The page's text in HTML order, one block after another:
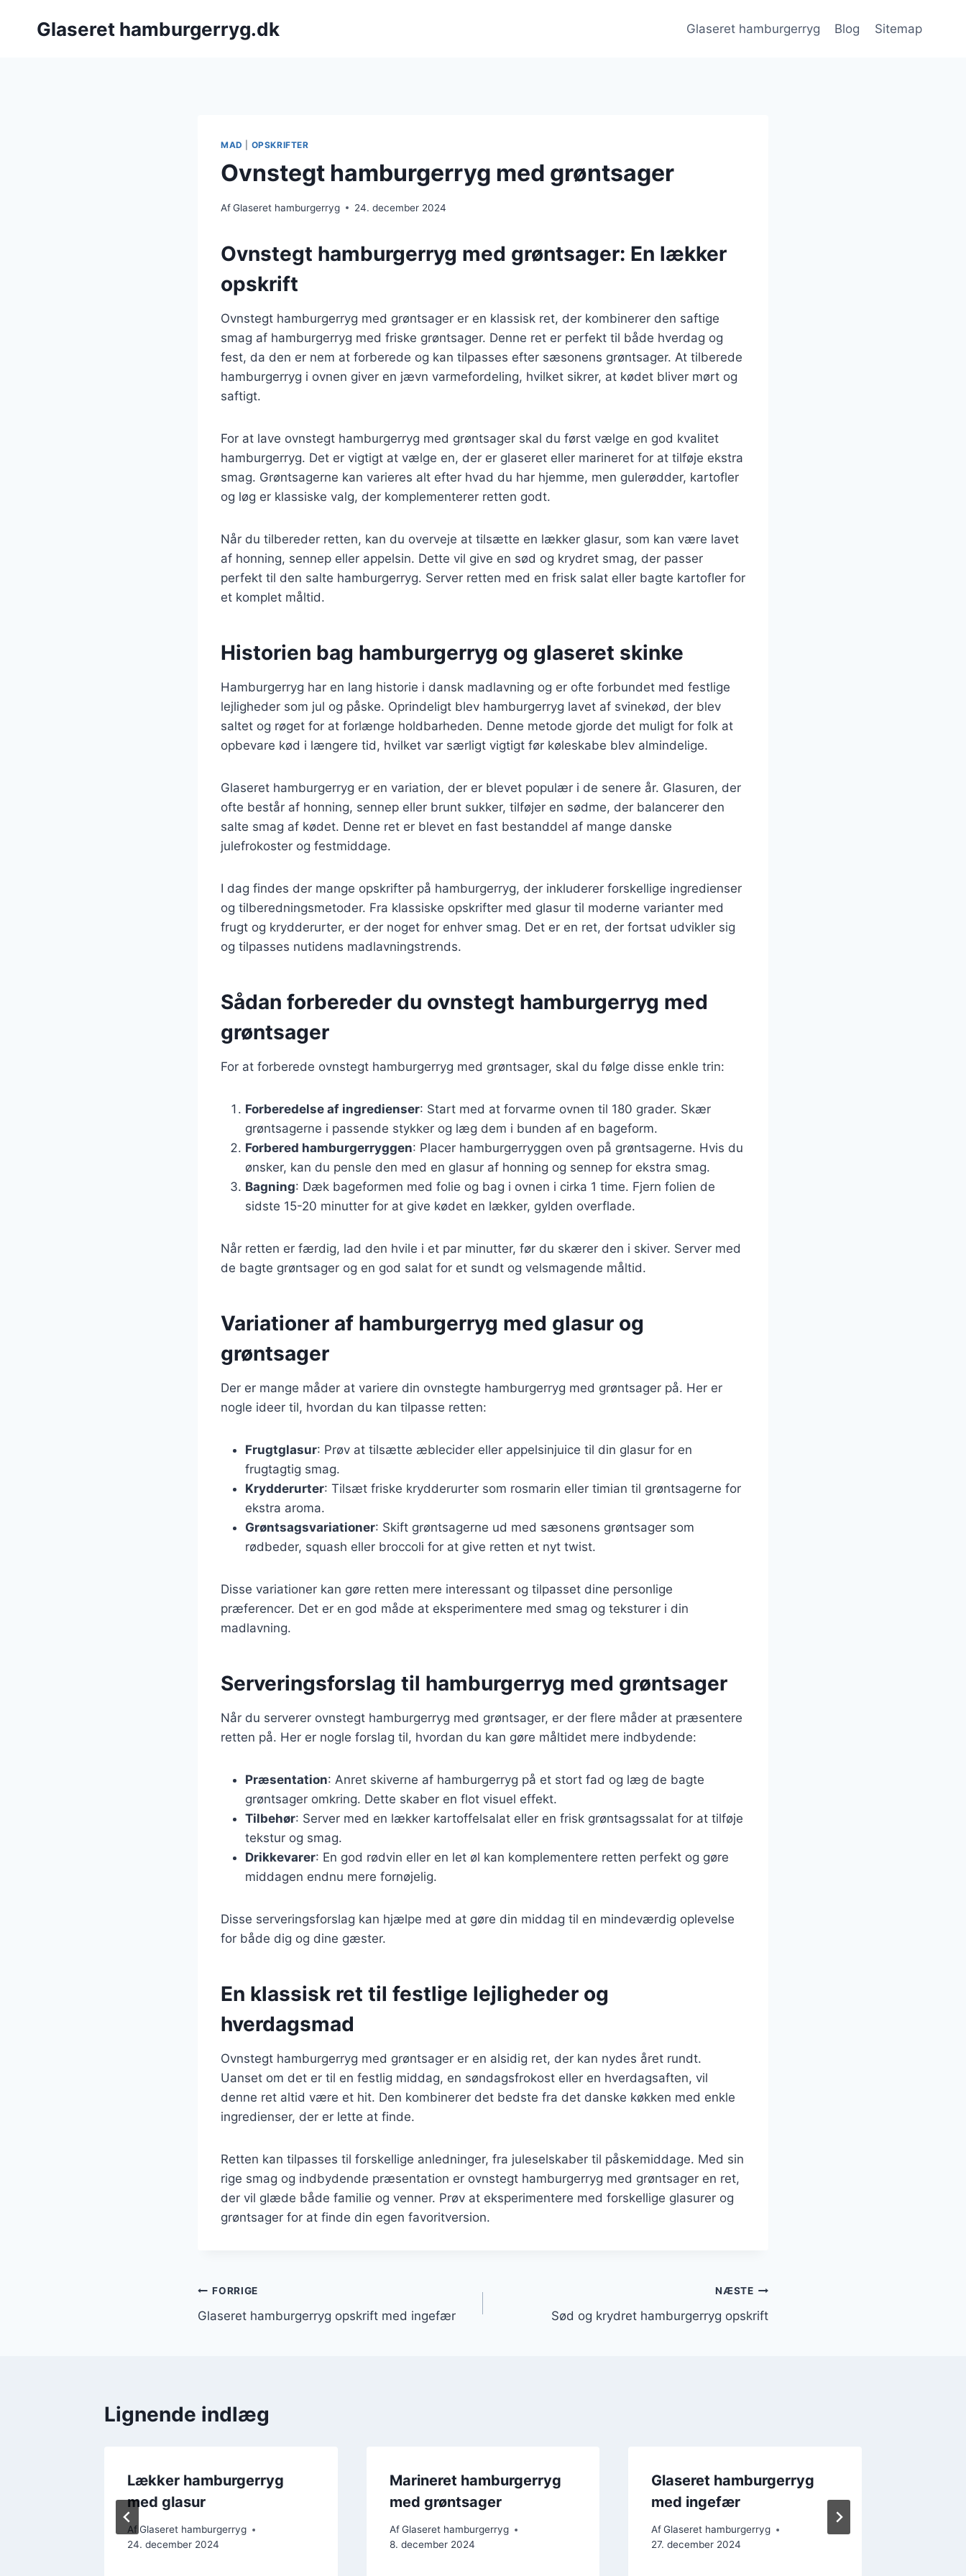
Glaseret hamburgerryg.dk Glaseret hamburgerryg Blog Sitemap
MAD OPSKRIFTER
Ovnstegt hamburgerryg med grøntsager
AfGlaseret hamburgerryg 24. december 2024
Ovnstegt hamburgerryg med grøntsager: En lækker
opskrift
Ovnstegt hamburgerryg med grøntsager er en klassisk ret, der kombinerer den saftige
smag af hamburgerryg med friske grøntsager. Denne ret er perfekt til både hverdag og
fest, da den er nem at forberede og kan tilpasses efter sæsonens grøntsager. At tilberede
hamburgerryg i ovnen giver en jævn varmefordeling, hvilket sikrer, at kødet bliver mørt og
saftigt.
For at lave ovnstegt hamburgerryg med grøntsager skal du først vælge en god kvalitet
hamburgerryg. Det er vigtigt at vælge en, der er glaseret eller marineret for at tilføje ekstra
smag. Grøntsagerne kan varieres alt efter hvad du har hjemme, men gulerødder, kartofler
og løg er klassiske valg, der komplementerer retten godt.
Når du tilbereder retten, kan du overveje at tilsætte en lækker glasur, som kan være lavet
af honning, sennep eller appelsin. Dette vil give en sød og krydret smag, der passer
perfekt til den salte hamburgerryg. Server retten med en frisk salat eller bagte kartofler for
et komplet måltid.
Historien bag hamburgerryg og glaseret skinke
Hamburgerryg har en lang historie i dansk madlavning og er ofte forbundet med festlige
lejligheder som jul og påske. Oprindeligt blev hamburgerryg lavet af svinekød, der blev
saltet og røget for at forlænge holdbarheden. Denne metode gjorde det muligt for folk at
opbevare kød i længere tid, hvilket var særligt vigtigt før køleskabe blev almindelige.
Glaseret hamburgerryg er en variation, der er blevet populær i de senere år. Glasuren, der
ofte består af honning, sennep eller brunt sukker, tilføjer en sødme, der balancerer den
salte smag af kødet. Denne ret er blevet en fast bestanddel af mange danske
julefrokoster og festmiddage.
I dag findes der mange opskrifter på hamburgerryg, der inkluderer forskellige ingredienser
og tilberedningsmetoder. Fra klassiske opskrifter med glasur til moderne varianter med
frugt og krydderurter, er der noget for enhver smag. Det er en ret, der fortsat udvikler sig
og tilpasses nutidens madlavningstrends.
Sådan forbereder du ovnstegt hamburgerryg med
grøntsager
For at forberede ovnstegt hamburgerryg med grøntsager, skal du følge disse enkle trin:
Forberedelse af ingredienser: Start med at forvarme ovnen til 180 grader. Skær
grøntsagerne i passende stykker og læg dem i bunden af en bageform.
Forbered hamburgerryggen: Placer hamburgerryggen oven på grøntsagerne. Hvis du
ønsker, kan du pensle den med en glasur af honning og sennep for ekstra smag.
Bagning: Dæk bageformen med folie og bag i ovnen i cirka 1 time. Fjern folien de
sidste 15-20 minutter for at give kødet en lækker, gylden overflade.
Når retten er færdig, lad den hvile i et par minutter, før du skærer den i skiver. Server med
de bagte grøntsager og en god salat for et sundt og velsmagende måltid.
Variationer af hamburgerryg med glasur og
grøntsager
Der er mange måder at variere din ovnstegte hamburgerryg med grøntsager på. Her er
nogle ideer til, hvordan du kan tilpasse retten:
Frugtglasur: Prøv at tilsætte æblecider eller appelsinjuice til din glasur for en
frugtagtig smag.
Krydderurter: Tilsæt friske krydderurter som rosmarin eller timian til grøntsagerne for
ekstra aroma.
Grøntsagsvariationer: Skift grøntsagerne ud med sæsonens grøntsager som
rødbeder, squash eller broccoli for at give retten et nyt twist.
Disse variationer kan gøre retten mere interessant og tilpasset dine personlige
præferencer. Det er en god måde at eksperimentere med smag og teksturer i din
madlavning.
Serveringsforslag til hamburgerryg med grøntsager
Når du serverer ovnstegt hamburgerryg med grøntsager, er der flere måder at præsentere
retten på. Her er nogle forslag til, hvordan du kan gøre måltidet mere indbydende:
Præsentation: Anret skiverne af hamburgerryg på et stort fad og læg de bagte
grøntsager omkring. Dette skaber en flot visuel effekt.
Tilbehør: Server med en lækker kartoffelsalat eller en frisk grøntsagssalat for at tilføje
tekstur og smag.
Drikkevarer: En god rødvin eller en let øl kan komplementere retten perfekt og gøre
middagen endnu mere fornøjelig.
Disse serveringsforslag kan hjælpe med at gøre din middag til en mindeværdig oplevelse
for både dig og dine gæster.
En klassisk ret til festlige lejligheder og
hverdagsmad
Ovnstegt hamburgerryg med grøntsager er en alsidig ret, der kan nydes året rundt.
Uanset om det er til en festlig middag, en søndagsfrokost eller en hverdagsaften, vil
denne ret altid være et hit. Den kombinerer det bedste fra det danske køkken med enkle
ingredienser, der er lette at finde.
Retten kan tilpasses til forskellige anledninger, fra juleselskaber til påskemiddage. Med sin
rige smag og indbydende præsentation er ovnstegt hamburgerryg med grøntsager en ret,
der vil glæde både familie og venner. Prøv at eksperimentere med forskellige glasurer og
grøntsager for at finde din egen favoritversion.
Indlægsnavigation
FORRIGE
Glaseret hamburgerryg opskrift med ingefær
NÆSTE
Sød og krydret hamburgerryg opskrift
Lignende indlæg
Lækker hamburgerryg
med glasur
AfGlaseret hamburgerryg
24. december 2024
Marineret hamburgerryg
med grøntsager
Af Glaseret hamburgerryg
8. december 2024
Glaseret hamburgerryg
med ingefær
Af Glaseret hamburgerryg
27. december 2024